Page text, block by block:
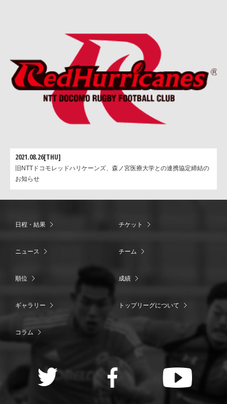
2021.08.26[THU]
旧NTTドコモレッドハリケーンズ、森ノ宮医療大学との連携協定締結の
お知らせ
日程・結果 チケット
ニュース チーム
順位 成績
ギャラリー トップリーグについて
コラム